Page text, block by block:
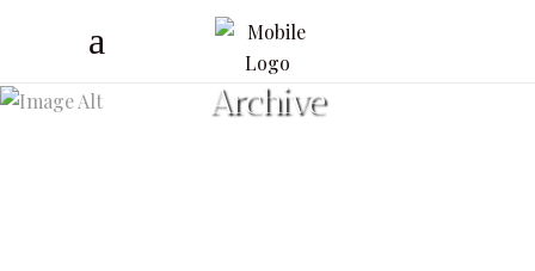
Archive